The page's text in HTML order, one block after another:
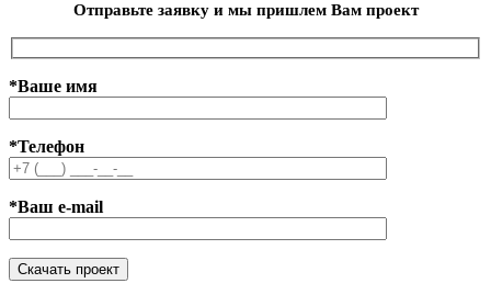
Отправьте заявку и мы пришлем Вам проект
*Ваше имя
*Телефон
*Ваш e-mail